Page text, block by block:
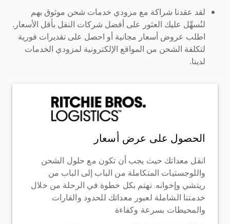
لقد عقدنا شراكة مع مزودي خدمات شحن موثوق بهم
لنُسهِّل عليك العثور على أفضل شركات النقل بأقل الأسعار.
اطلب عروض أسعار مجانية أو احصل على تقديرات فورية
لتكلفة الشحن من المواقع الإلكترونية لمزودي الخدمات
لدينا.
الحصول على عرض أسعار
انقل معداتك حيث يجب أن تكون مع حلول الشحن
واللوجستيات المتكاملة من الباب إلى الباب من
ريتشي وإخوانه. نهتم بكل خطوة في الرحلة من خلال
خدمتنا الشاملة لعبور معداتك للحدود والقارات
والمحيطات بسرعة وكفاءة